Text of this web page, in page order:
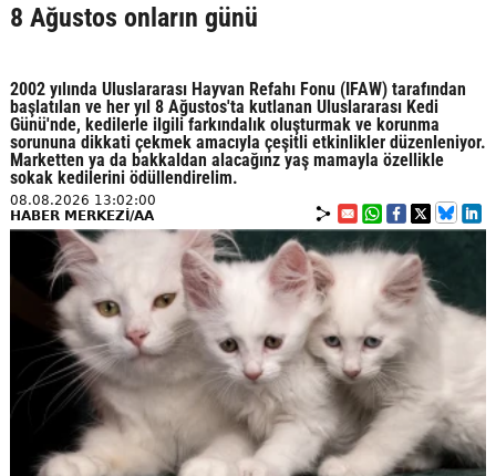
8 Ağustos onların günü
2002 yılında Uluslararası Hayvan Refahı Fonu (IFAW) tarafından
başlatılan ve her yıl 8 Ağustos'ta kutlanan Uluslararası Kedi
Günü'nde, kedilerle ilgili farkındalık oluşturmak ve korunma
sorununa dikkati çekmek amacıyla çeşitli etkinlikler düzenleniyor.
Marketten ya da bakkaldan alacağınz yaş mamayla özellikle
sokak kedilerini ödüllendirelim.
08.08.2026 13:02:00
HABER MERKEZİ/AA